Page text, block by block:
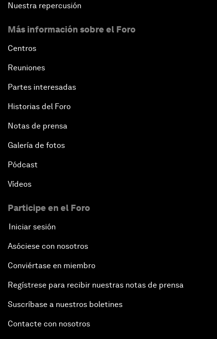
Nuestra repercusión
Más información sobre el Foro
Centros
Reuniones
Partes interesadas
Historias del Foro
Notas de prensa
Galería de fotos
Pódcast
Vídeos
Participe en el Foro
Iniciar sesión
Asóciese con nosotros
Conviértase en miembro
Regístrese para recibir nuestras notas de prensa
Suscríbase a nuestros boletines
Contacte con nosotros